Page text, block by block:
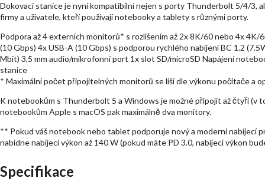
Dokovací stanice je nyní kompatibilní nejen s porty Thunderbolt 5/4/3,
firmy a uživatele, kteří používají notebooky a tablety s různými porty.
Podpora až 4 externích monitorů* s rozlišením až 2x 8K/60 nebo 4x
(10 Gbps) 4x USB-A (10 Gbps) s podporou rychlého nabíjení BC 1.2
Mbit) 3,5 mm audio/mikrofonní port 1x slot SD/microSD Napájení
stanice
* Maximální počet připojitelných monitorů se liší dle výkonu počítače a
K notebookům s Thunderbolt 5 a Windows je možné připojit až čtyři (v
notebookům Apple s macOS pak maximálně dva monitory.
** Pokud váš notebook nebo tablet podporuje nový a moderní nabíjecí
nabídne nabíjecí výkon až 140 W (pokud máte PD 3.0, nabíjecí výkon
Specifikace